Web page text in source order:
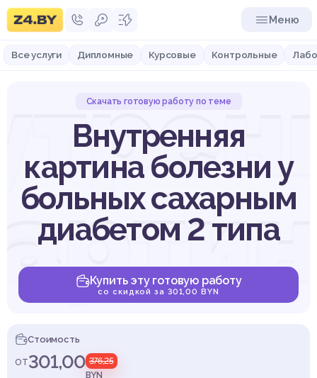
Меню
Все услуги Дипломные Курсовые Контрольные
Скачать готовую работу по теме
Внутренняя
картина болезни у
больных сахарным
диабетом 2 типа
Купить эту готовую работу
со скидкой за 301,00 BYN
Стоимость
от301,00 376,25
BYN